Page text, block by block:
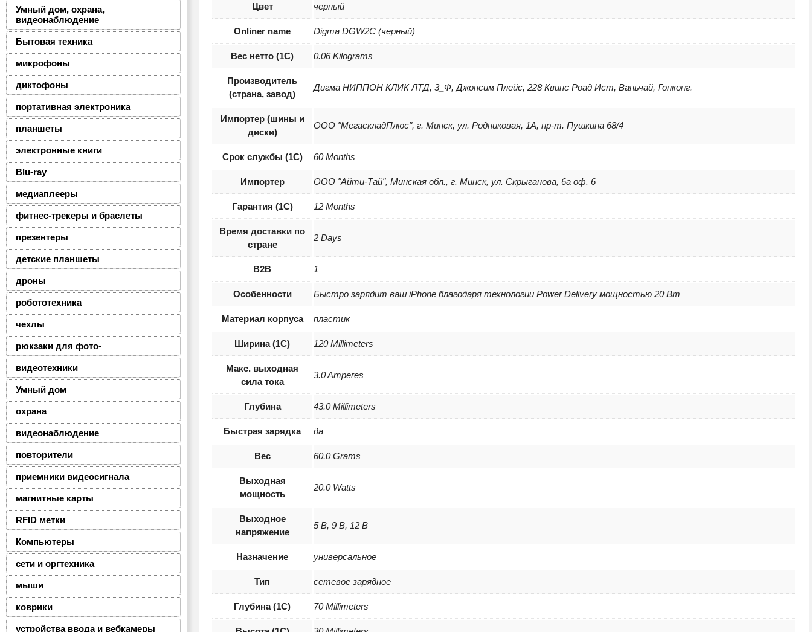
Умный дом, охрана,
видеонаблюдение
Бытовая техника
микрофоны
диктофоны
портативная электроника
планшеты
электронные книги
Blu-ray
медиаплееры
фитнес-трекеры и браслеты
презентеры
детские планшеты
дроны
робототехника
чехлы
рюкзаки для фото-
видеотехники
Умный дом
охрана
видеонаблюдение
повторители
приемники видеосигнала
магнитные карты
RFID метки
Компьютеры
сети и оргтехника
мыши
коврики
устройства ввода и вебкамеры
Цвет черный
Onliner name Digma DGW2C (черный)
Вес нетто (1С) 0.06 Kilograms
Производитель
(страна, завод)
Дигма НИППОН КЛИК ЛТД, 3_Ф, Джонсим Плейс, 228 Квинс Роад Ист, Ваньчай, Гонконг.
Импортер (шины и
диски)
ООО "МегаскладПлюс", г. Минск, ул. Родниковая, 1А, пр-т. Пушкина 68/4
Срок службы (1С) 60 Months
Импортер ООО "Айти-Тай", Минская обл., г. Минск, ул. Скрыганова, 6а оф. 6
Гарантия (1С) 12 Months
Время доставки по
стране
2 Days
B2B 1
Особенности Быстро зарядит ваш iPhone благодаря технологии Power Delivery мощностью 20 Вт
Материал корпуса пластик
Ширина (1С) 120 Millimeters
Макс. выходная
сила тока
3.0 Amperes
Глубина 43.0 Millimeters
Быстрая зарядка да
Вес 60.0 Grams
Выходная
мощность
20.0 Watts
Выходное
напряжение
5 В, 9 В, 12 В
Назначение универсальное
Тип сетевое зарядное
Глубина (1С) 70 Millimeters